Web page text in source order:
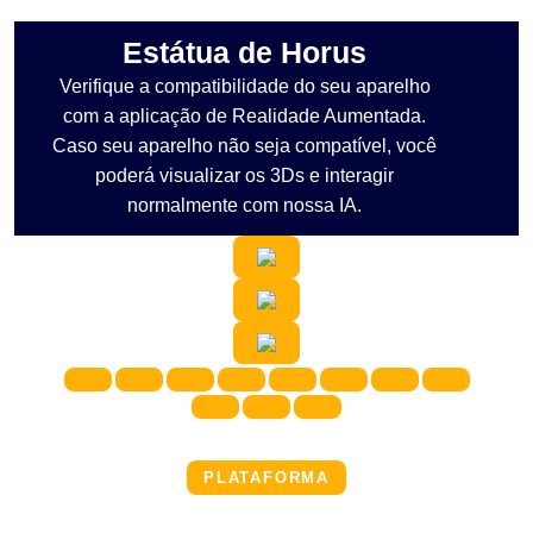
Estátua de Horus
Verifique a compatibilidade do seu aparelho
com a aplicação de Realidade Aumentada.
Caso seu aparelho não seja compatível, você
poderá visualizar os 3Ds e interagir
normalmente com nossa IA.
PLATAFORMA